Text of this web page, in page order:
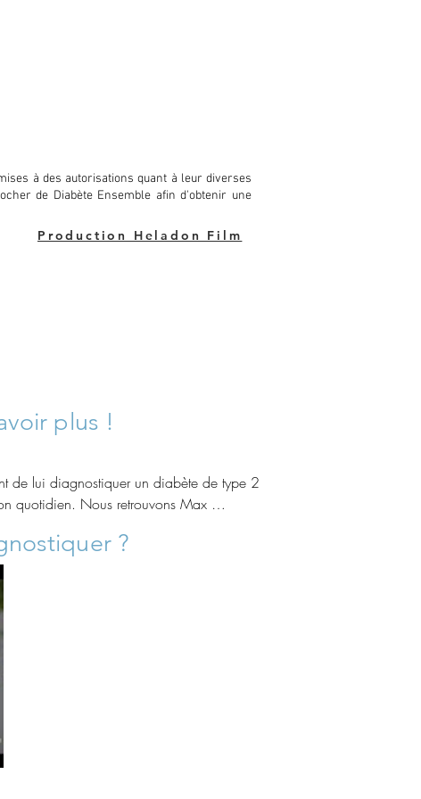
à des autorisations quant à leur diverses
de Diabète Ensemble afin d'obtenir une
Production Heladon Film
plus !
de lui diagnostiquer un diabète de type 2
quotidien. Nous retrouvons Max
et bien plus confortable.
?